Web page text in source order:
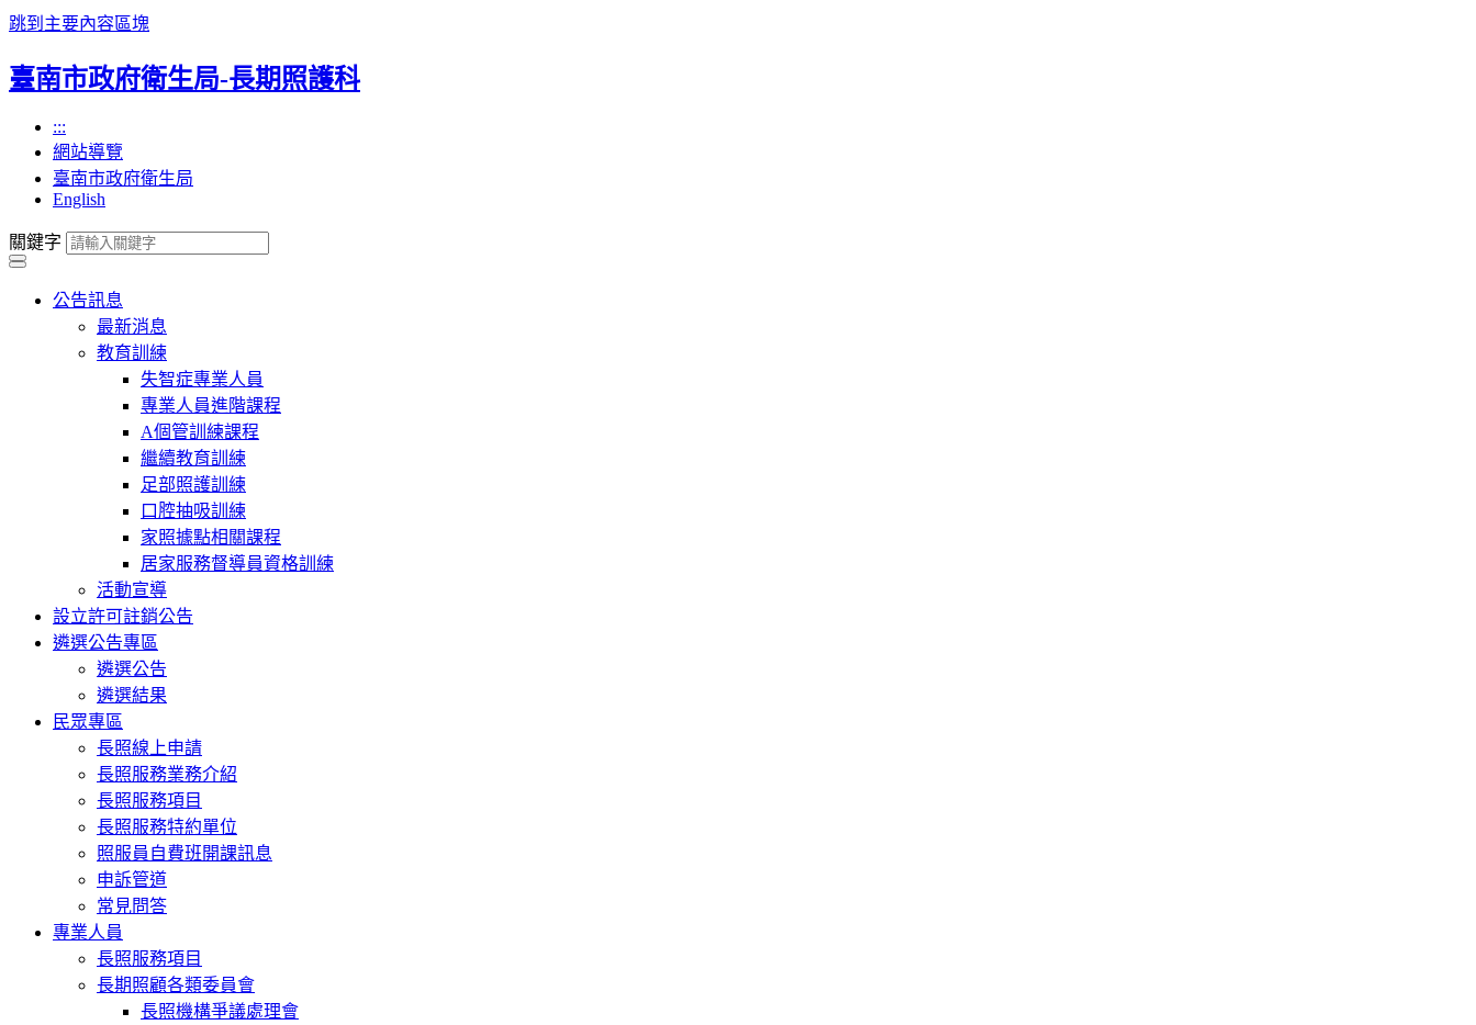
跳到主要內容區塊
臺南市政府衛生局-長期照護科
:::
網站導覽
臺南市政府衛生局
English
關鍵字
公告訊息
最新消息
教育訓練
失智症專業人員
專業人員進階課程
A個管訓練課程
繼續教育訓練
足部照護訓練
口腔抽吸訓練
家照據點相關課程
居家服務督導員資格訓練
活動宣導
設立許可註銷公告
遴選公告專區
遴選公告
遴選結果
民眾專區
長照線上申請
長照服務業務介紹
長照服務項目
長照服務特約單位
照服員自費班開課訊息
申訴管道
常見問答
專業人員
長照服務項目
長期照顧各類委員會
長照機構爭議處理會